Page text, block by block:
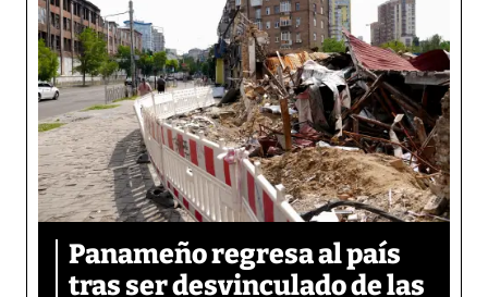
Panameño regresa al país
tras ser desvinculado de las